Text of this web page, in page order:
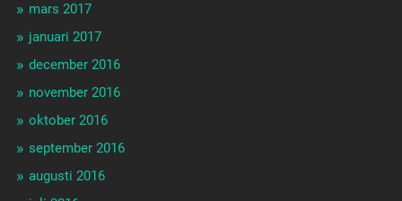
mars 2017
januari 2017
december 2016
november 2016
oktober 2016
september 2016
augusti 2016